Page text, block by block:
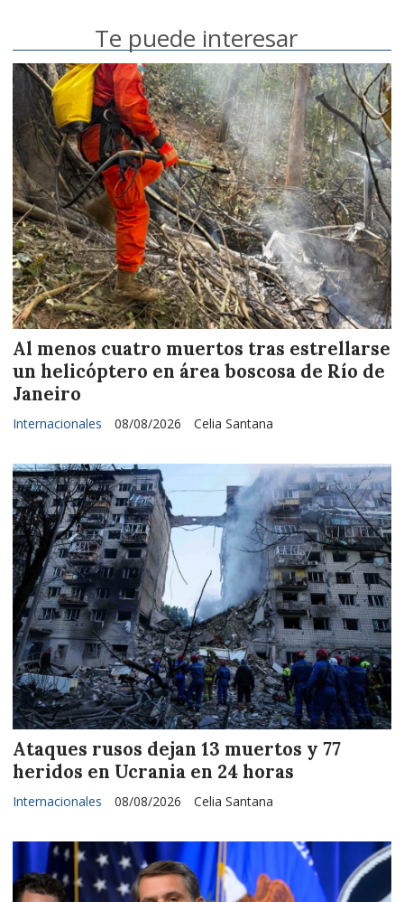
Te puede interesar
Al menos cuatro muertos tras estrellarse
un helicóptero en área boscosa de Río de
Janeiro
Celia Santana
Internacionales 08/08/2026
Ataques rusos dejan 13 muertos y 77
heridos en Ucrania en 24 horas
Celia Santana
Internacionales 08/08/2026